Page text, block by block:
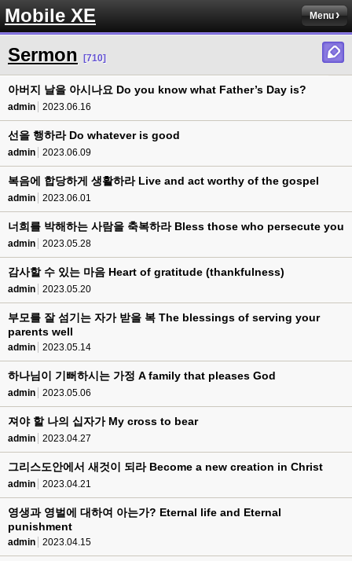
Mobile XE Menu
Sermon [710]
아버지 날을 아시나요 Do you know what Father’s Day is?
admin 2023.06.16
선을 행하라 Do whatever is good
admin 2023.06.09
복음에 합당하게 생활하라 Live and act worthy of the gospel
admin 2023.06.01
너희를 박해하는 사람을 축복하라 Bless those who persecute you
admin 2023.05.28
감사할 수 있는 마음 Heart of gratitude (thankfulness)
admin 2023.05.20
부모를 잘 섬기는 자가 받을 복 The blessings of serving your
parents well
admin 2023.05.14
하나님이 기뻐하시는 가정 A family that pleases God
admin 2023.05.06
져야 할 나의 십자가 My cross to bear
admin 2023.04.27
그리스도안에서 새것이 되라 Become a new creation in Christ
admin 2023.04.21
영생과 영벌에 대하여 아는가? Eternal life and Eternal
punishment
admin 2023.04.15